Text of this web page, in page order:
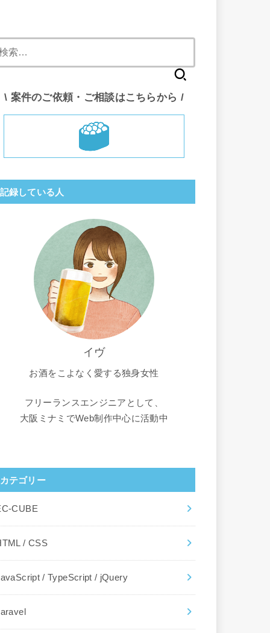
\ 案件のご依頼・ご相談はこちらから /
記録している人
イヴ
お酒をこよなく愛する独身女性
フリーランスエンジニアとして、
大阪ミナミでWeb制作中心に活動中
カテゴリー
CUBE
/ CSS
/ TypeScript / jQuery